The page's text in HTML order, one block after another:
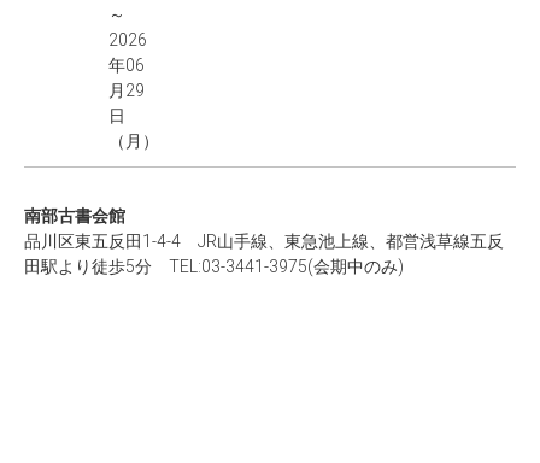
～
2026
年06
月29
日
（月）
南部古書会館
品川区東五反田1-4-4 JR山手線、東急池上線、都営浅草線五反
田駅より徒歩5分 TEL:03-3441-3975(会期中のみ)